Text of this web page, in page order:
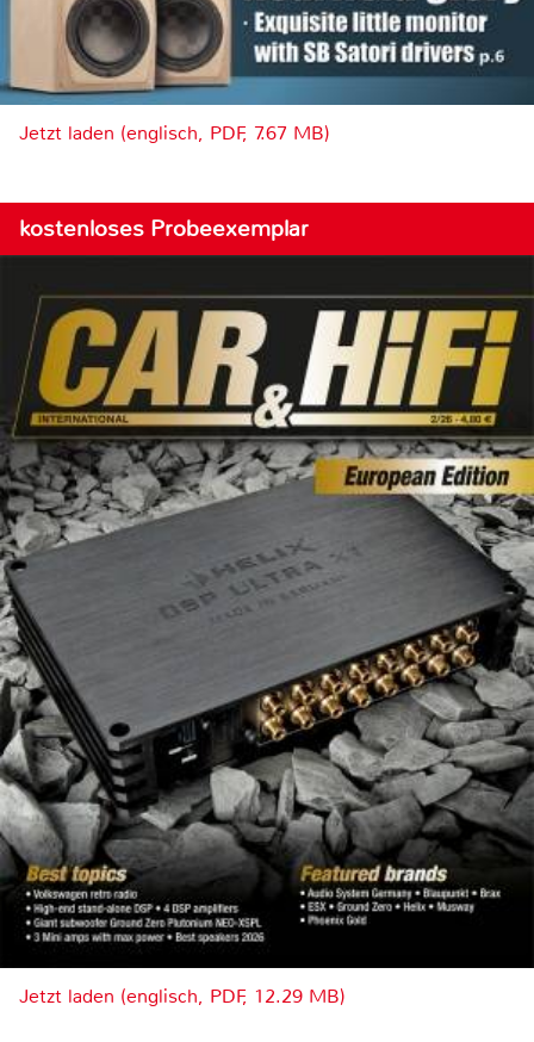
Jetzt laden (englisch, PDF, 7.67 MB)
kostenloses Probeexemplar
Jetzt laden (englisch, PDF, 12.29 MB)